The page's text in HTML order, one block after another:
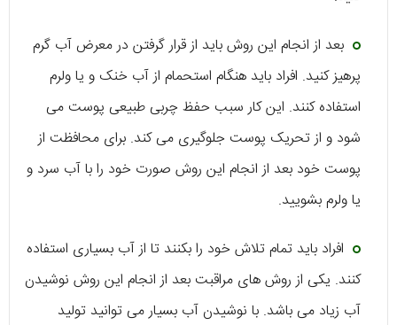
بعد از انجام این روش باید از قرار گرفتن در معرض آب گرم
پرهیز کنید. افراد باید هنگام استحمام از آب خنک و یا ولرم
استفاده کنند. این کار سبب حفظ چربی طبیعی پوست می
شود و از تحریک پوست جلوگیری می کند. برای محافظت از
پوست خود بعد از انجام این روش صورت خود را با آب سرد و
یا ولرم بشویید.
افراد باید تمام تلاش خود را بکنند تا از آب بسیاری استفاده
کنند. یکی از روش های مراقبت بعد از انجام این روش نوشیدن
آب زیاد می باشد. با نوشیدن آب بسیار می توانید تولید